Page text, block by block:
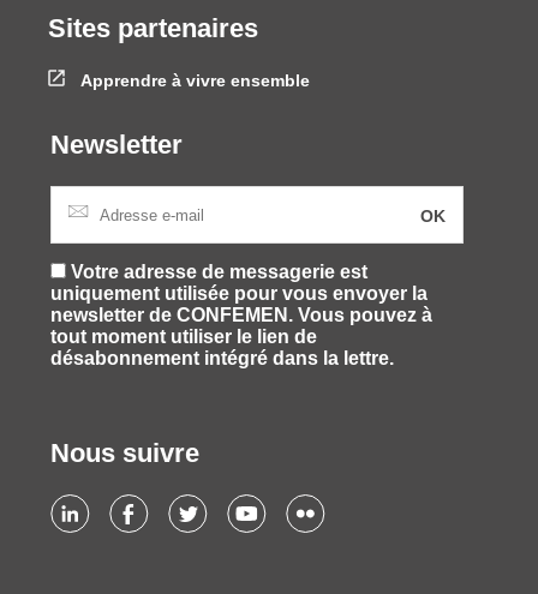
Sites partenaires
Apprendre à vivre ensemble
Newsletter
Votre adresse de messagerie est
uniquement utilisée pour vous envoyer la
newsletter de CONFEMEN. Vous pouvez à
tout moment utiliser le lien de
désabonnement intégré dans la lettre.
Nous suivre